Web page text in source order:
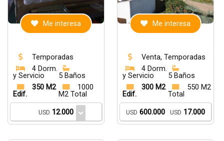
Me interesa
Temporadas
4 Dorm.
y Servicio
5 Baños
350 M2
Edif.
1000
M2 Total
USD 12.000
Me interesa
Venta, Temporadas
4 Dorm.
y Servicio
5 Baños
300 M2
Edif.
550 M2
Total
USD 600.000 USD 17.000